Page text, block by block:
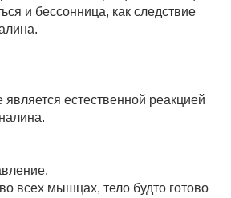
и бессонница, как следствие
является естественной реакцией
всех мышцах, тело будто готово